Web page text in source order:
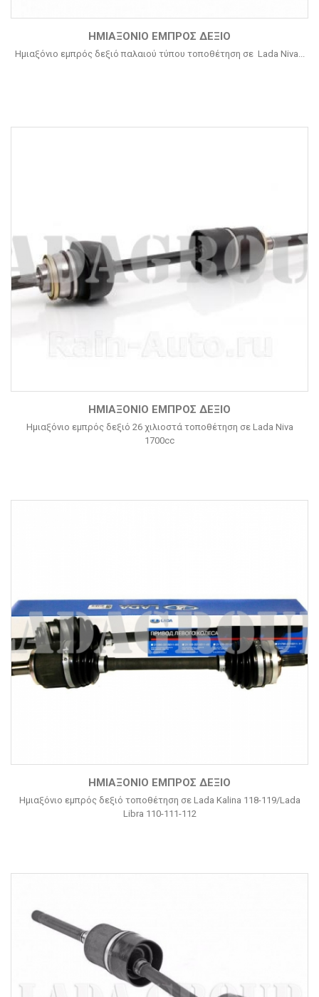
ΗΜΙΑΞΌΝΙΟ ΕΜΠΡΌΣ ΔΕΞΙΌ
Ημιαξόνιο εμπρός δεξιό παλαιού τύπου τοποθέτηση σε Lada Niva...
ΗΜΙΑΞΌΝΙΟ ΕΜΠΡΌΣ ΔΕΞΙΌ
Ημιαξόνιο εμπρός δεξιό 26 χιλιοστά τοποθέτηση σε Lada Niva
1700cc
ΗΜΙΑΞΌΝΙΟ ΕΜΠΡΌΣ ΔΕΞΙΌ
Ημιαξόνιο εμπρός δεξιό τοποθέτηση σε Lada Kalina 118-119/Lada
Libra 110-111-112